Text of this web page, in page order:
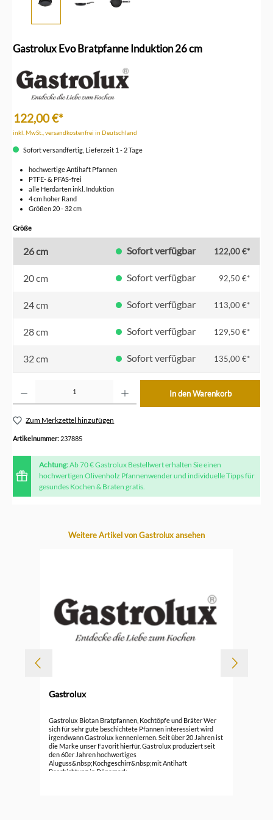
Gastrolux Evo Bratpfanne Induktion 26 cm
122,00 €*
inkl. MwSt., versandkostenfrei in Deutschland
Sofort versandfertig, Lieferzeit 1 - 2 Tage
hochwertige Antihaft Pfannen
PTFE- & PFAS-frei
alle Herdarten inkl. Induktion
4 cm hoher Rand
Größen 20 - 32 cm
Größeauswählen
26 cm Sofort verfügbar 122,00 €*
20 cm Sofort verfügbar 92,50 €*
24 cm Sofort verfügbar 113,00 €*
28 cm Sofort verfügbar 129,50 €*
32 cm Sofort verfügbar 135,00 €*
In den Warenkorb
Zum Merkzettel hinzufügen
Artikelnummer: 237885
Achtung:Ab 70 € Gastrolux Bestellwert erhalten Sie einen
hochwertigen Olivenholz Pfannenwender und individuelle Tipps für
gesundes Kochen & Braten gratis.
Produktgalerie überspringen
Weitere Artikel von Gastrolux ansehen
Gastrolux
Gastrolux Biotan Bratpfannen, Kochtöpfe und Bräter Wer
sich für sehr gute beschichtete Pfannen interessiert wird
irgendwann Gastrolux kennenlernen. Seit über 20 Jahren ist
die Marke unser Favorit hierfür. Gastrolux produziert seit
den 60er Jahren hochwertiges
Aluguss&nbsp;Kochgeschirr&nbsp;mit Antihaft
Beschichtung in Dänemark.